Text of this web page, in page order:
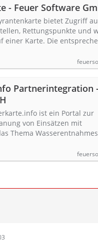
- Feuer Software
bietet Zugriff
Rettungspunkte und
einer Karte. Die
Partnerintegration
ist ein Portal zur
von Einsätzen mit
Thema